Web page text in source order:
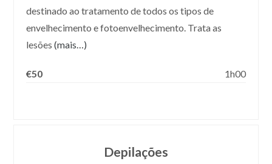
destinado ao tratamento de todos os tipos de
envelhecimento e fotoenvelhecimento. Trata as
lesões(mais…)
€50 1h00
Depilações